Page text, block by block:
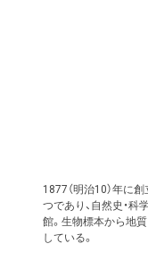
1877（明治10）年に
つであり、自然史・
館。生物標本から地
している。